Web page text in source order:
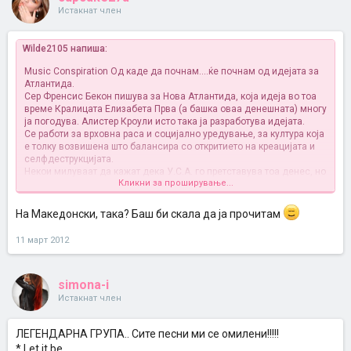
Истакнат член
Wilde2105 напиша:
Music Conspiration Од каде да почнам....ќе почнам од идејата за
Атлантида.
Сер Френсис Бекон пишува за Нова Атлантида, која идеја во тоа
време Кралицата Елизабета Прва (а башка оваа денешната) многу
ја погодува. Алистер Кроули исто така ја разработува идејата.
Се работи за врховна раса и социјално уредување, за култура која
е толку возвишена што балансира со откритието на креацијата и
селфдеструкцијата.
Некои милуваат да кажат дека У.С.А. го претставува тоа денес, но
јас сепак нема да кажам така. Демек, врховен совет, Собор на
научници и тако дајље...демек се транспарентни со Атлантидата...
Бекон исто така пишува дека тајните, тајните на масонскиот свет,
ќе бидат познати само на езотеричен круг познавачи и одбрани =
научни кругови (во секоја смисла на зборот), а истите тајни имаат
најголемо влијание врз толпата.
манипулираат и потчинат масите, без некој да биде свесен за
суконтролата.
Сите масонски редови (дури и спротиставените, ислам,
римокатолици, протестанти, ориентални правци...) имаат
заеднички контролор, Највисока ложа, Врв, која некои ја
именуваат како Енглеска?!?!?!?
Геја, големата мајка божица=О.Н.
Кликни за проширување...
На Македонски, така? Баш би скала да ја прочитам
11 март 2012
simona-i
Истакнат член
ЛЕГЕНДАРНА ГРУПА.. Сите песни ми се омилени!!!!!